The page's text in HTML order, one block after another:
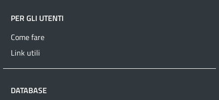
PER GLI UTENTI
Come fare
Link utili
DATABASE